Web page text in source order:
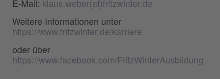
E-Mail: klaus.weber(at)fritzwinter.de
Weitere Informationen unter
https://www.fritzwinter.de/karriere
oder über
https://www.facebook.com/FritzWinterAusbildung